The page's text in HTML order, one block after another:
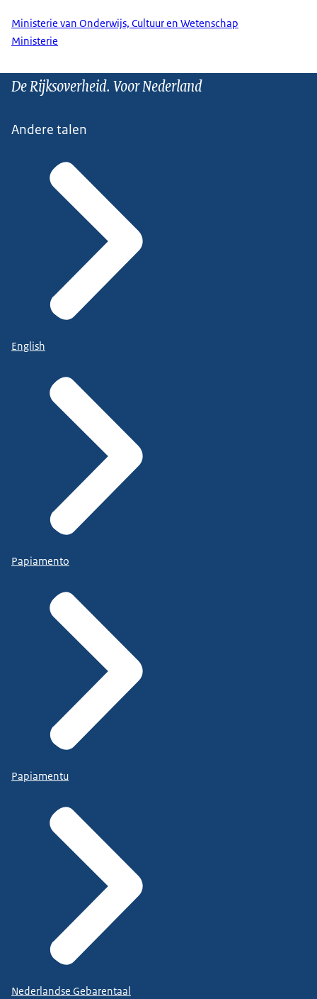
Ministerie van Onderwijs, Cultuur en Wetenschap
Ministerie
De Rijksoverheid. Voor Nederland
Andere talen
English
Papiamento
Papiamentu
Nederlandse Gebarentaal